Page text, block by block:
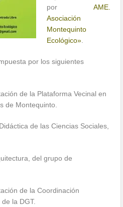
por AME.
Asociación
Montequinto
Ecológico»
por los siguientes
de la Plataforma Vecinal en
de Montequinto.
de las Ciencias Sociales,
del grupo de
de la Coordinación
la DGT.